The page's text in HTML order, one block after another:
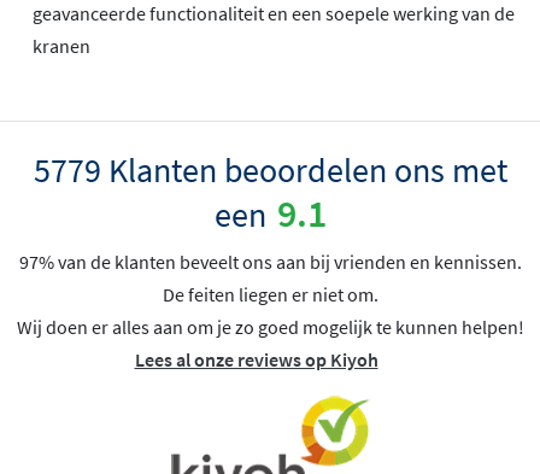
geavanceerde functionaliteit en een soepele werking van de
kranen
5779 Klanten beoordelen ons met
een 9.1
97% van de klanten beveelt ons aan bij vrienden en kennissen.
De feiten liegen er niet om.
Wij doen er alles aan om je zo goed mogelijk te kunnen helpen!
Lees al onze reviews op Kiyoh